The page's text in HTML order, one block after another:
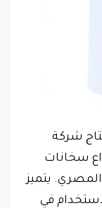
شركة
سخانات
المصري. يتميز
للاستخدام في